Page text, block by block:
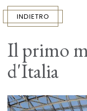
INDIETRO
Il primo
d'Italia